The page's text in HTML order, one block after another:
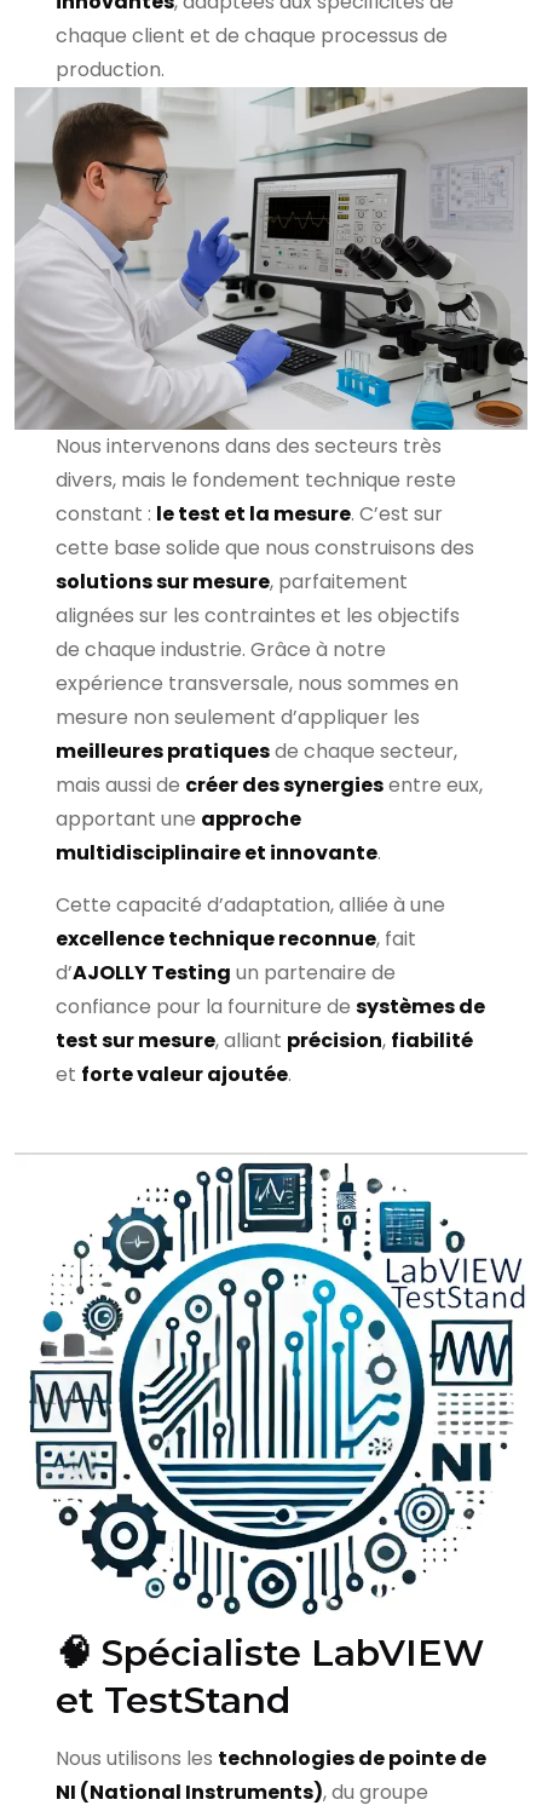
chaque client et de chaque processus de
production.
Nous intervenons dans des secteurs très
divers, mais le fondement technique reste
constant : le test et la mesure. C’est sur
cette base solide que nous construisons des
solutions sur mesure, parfaitement
alignées sur les contraintes et les objectifs
de chaque industrie. Grâce à notre
expérience transversale, nous sommes en
mesure non seulement d’appliquer les
meilleures pratiquesde chaque secteur,
mais aussi de créer des synergiesentre eux,
apportant une approche
multidisciplinaire et innovante.
Cette capacité d’adaptation, alliée à une
excellence technique reconnue, fait
d’AJOLLY Testing un partenaire de
confiance pour la fourniture de systèmes de
test sur mesure, alliant précision, fiabilité
et forte valeur ajoutée.
🧠 Spécialiste LabVIEW
et TestStand
Nous utilisons les technologies de pointe de
NI (National Instruments), du groupe